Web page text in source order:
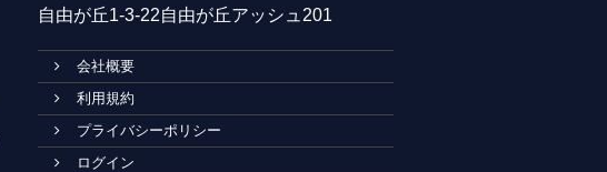
自由が丘1-3-22自由が丘アッシュ201
会社概要
利用規約
プライバシーポリシー
ログイン